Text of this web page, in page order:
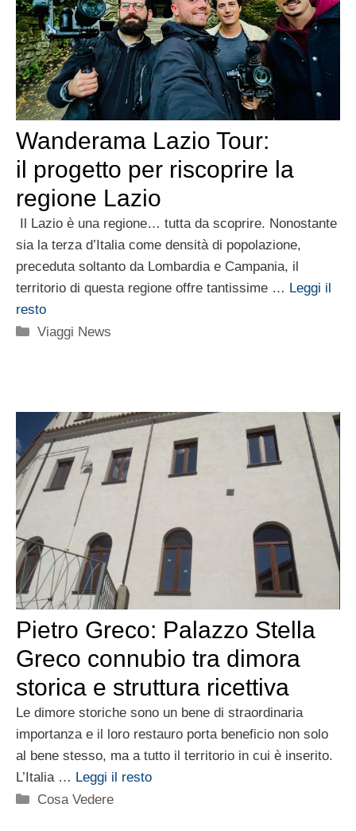
Wanderama Lazio Tour:
il progetto per riscoprire la
regione Lazio
Il Lazio è una regione… tutta da scoprire. Nonostante
sia la terza d’Italia come densità di popolazione,
preceduta soltanto da Lombardia e Campania, il
territorio di questa regione offre tantissime … Leggi il
resto
Categorie
Viaggi News
Pietro Greco: Palazzo Stella
Greco connubio tra dimora
storica e struttura ricettiva
Le dimore storiche sono un bene di straordinaria
importanza e il loro restauro porta beneficio non solo
al bene stesso, ma a tutto il territorio in cui è inserito.
L’Italia … Leggi il resto
Categorie
Cosa Vedere